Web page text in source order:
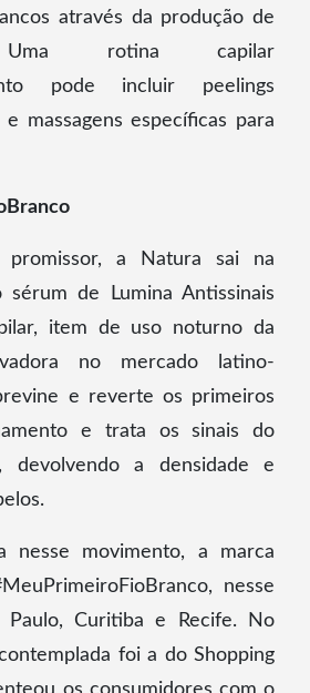
através da produção de
Uma rotina capilar
pode incluir peelings
massagens específicas para
promissor, a Natura sai na
de Lumina Antissinais
item de uso noturno da
no mercado latino-
e reverte os primeiros
e trata os sinais do
devolvendo a densidade e
nesse movimento, a marca
nesse
Paulo, Curitiba e Recife. No
foi a do Shopping
os consumidores com o